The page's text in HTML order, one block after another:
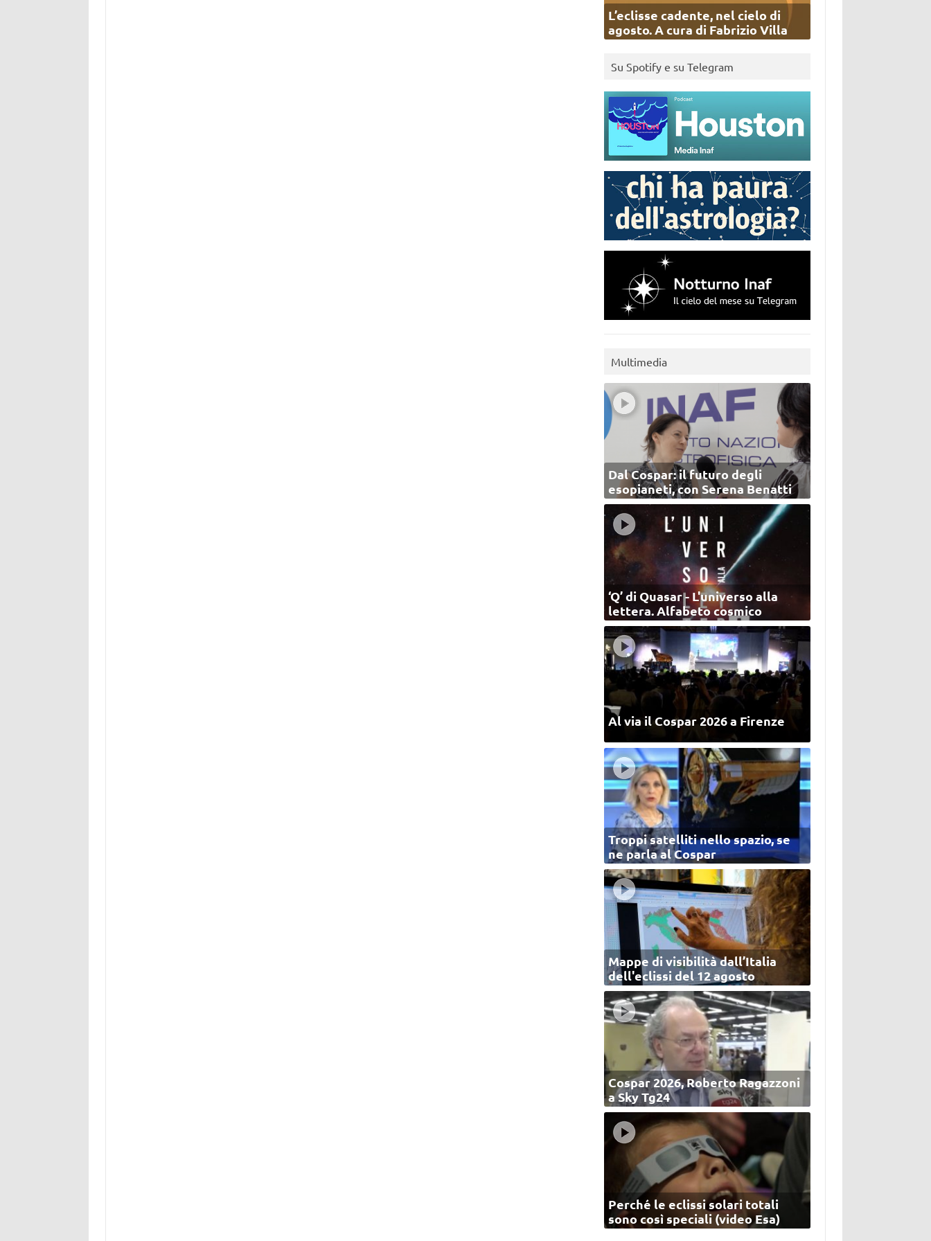
L’eclisse cadente, nel cielo di
agosto. A cura di Fabrizio Villa
Su Spotify e su Telegram
Multimedia
Dal Cospar: il futuro degli
esopianeti, con Serena Benatti
‘Q’ di Quasar - L'universo alla
lettera. Alfabeto cosmico
Al via il Cospar 2026 a Firenze
Troppi satelliti nello spazio, se
ne parla al Cospar
Mappe di visibilità dall’Italia
dell'eclissi del 12 agosto
Cospar 2026, Roberto Ragazzoni
a Sky Tg24
Perché le eclissi solari totali
sono così speciali (video Esa)